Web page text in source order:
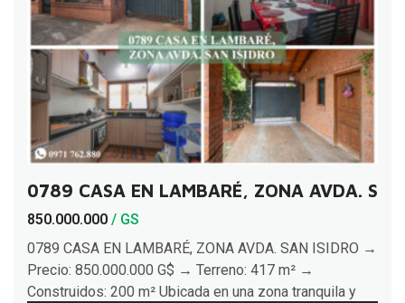
0789 CASA EN LAMBARÉ, ZONA AVDA. SAN
850.000.000 / GS
0789 CASA EN LAMBARÉ, ZONA AVDA. SAN ISIDRO →
Precio: 850.000.000 G$ → Terreno: 417 m² →
Construidos: 200 m² Ubicada en una zona tranquila y